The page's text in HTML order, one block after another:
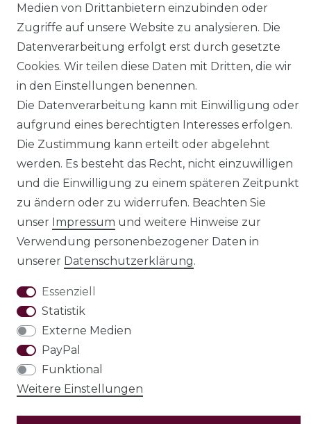
Holzenplotz
Impressum Daten­schutz­erklärung
AGB Barrierefreiheitserklärung
Medien von Drittanbietern einzubinden oder
Zugriffe auf unsere Website zu analysieren. Die
Datenverarbeitung erfolgt erst durch gesetzte
Cookies. Wir teilen diese Daten mit Dritten, die wir
in den Einstellungen benennen.
Die Datenverarbeitung kann mit Einwilligung oder
aufgrund eines berechtigten Interesses erfolgen.
Die Zustimmung kann erteilt oder abgelehnt
werden. Es besteht das Recht, nicht einzuwilligen
und die Einwilligung zu einem späteren Zeitpunkt
zu ändern oder zu widerrufen. Beachten Sie
unser Impressum und weitere Hinweise zur
Verwendung personenbezogener Daten in
unserer Daten­schutz­erklärung.
Essenziell
Statistik
Externe Medien
PayPal
Funktional
Weitere Einstellungen